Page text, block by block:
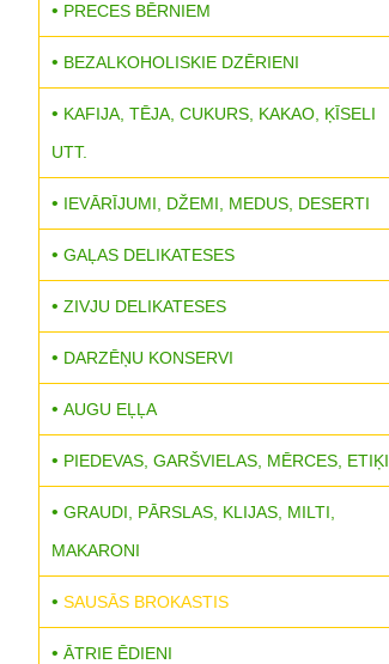
PRECES BĒRNIEM
BEZALKOHOLISKIE DZĒRIENI
KAFIJA, TĒJA, CUKURS, KAKAO, ĶĪSELI
UTT.
IEVĀRĪJUMI, DŽEMI, MEDUS, DESERTI
GAĻAS DELIKATESES
ZIVJU DELIKATESES
DARZĒŅU KONSERVI
AUGU EĻĻA
PIEDEVAS, GARŠVIELAS, MĒRCES, ETIĶI
GRAUDI, PĀRSLAS, KLIJAS, MILTI,
MAKARONI
SAUSĀS BROKASTIS
ĀTRIE ĒDIENI